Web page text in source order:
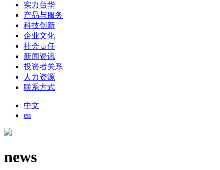
实力台华
产品与服务
科技创新
企业文化
社会责任
新闻资讯
投资者关系
人力资源
联系方式
中文
en
news